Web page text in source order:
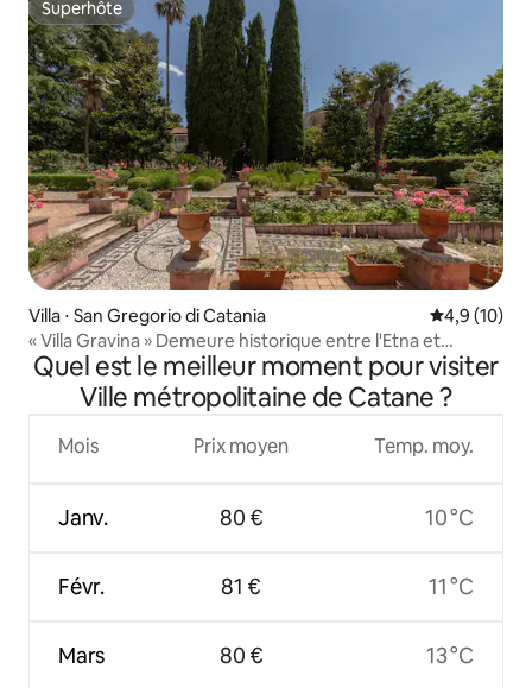
Superhôte
Superhôte
Villa ⋅ San Gregorio di Catania Évaluation
4,9 (10)
« Villa Gravina » Demeure historique entre l'Etna et
Taormine
Quel est le meilleur moment pour visiter
Ville métropolitaine de Catane ?
Mois
Janv.
Févr.
Mars
Prix moyen
80 €
81 €
80 €
Temp. moy.
10 °C
11 °C
13 °C